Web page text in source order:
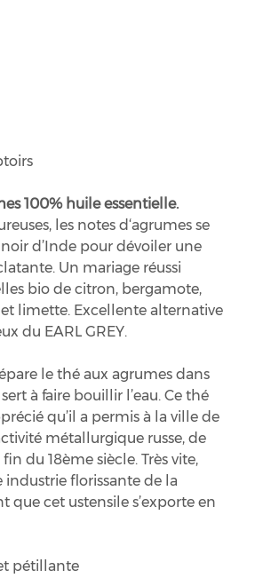
100% huile essentielle.
les notes d‘agrumes se
d’Inde pour dévoiler une
Un mariage réussi
bio de citron, bergamote,
limette. Excellente alternative
du EARL GREY.
le thé aux agrumes dans
à faire bouillir l’eau. Ce thé
qu’il a permis à la ville de
métallurgique russe, de
du 18ème siècle. Très vite,
industrie florissante de la
que cet ustensile s’exporte en
pétillante